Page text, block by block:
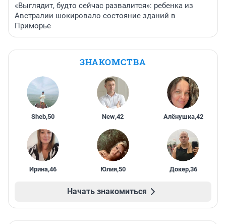
«Выглядит, будто сейчас развалится»: ребенка из
Австралии шокировало состояние зданий в
Приморье
ЗНАКОМСТВА
Sheb,50 New,42 Алёнушка,42
Ирина,46 Юлия,50 Докер,36
Начать знакомиться